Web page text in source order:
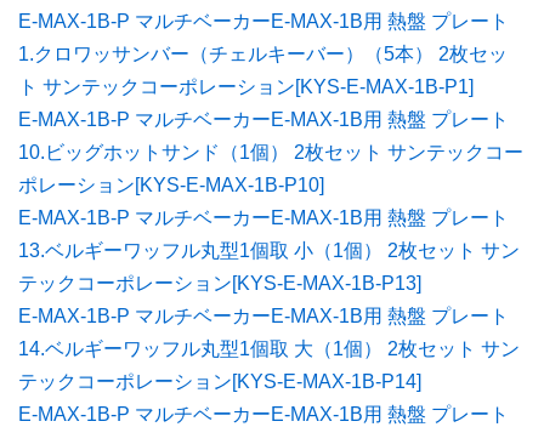
E-MAX-1B-P マルチベーカーE-MAX-1B用 熱盤 プレート
1.クロワッサンバー（チェルキーバー）（5本） 2枚セッ
ト サンテックコーポレーション[KYS-E-MAX-1B-P1]
E-MAX-1B-P マルチベーカーE-MAX-1B用 熱盤 プレート
10.ビッグホットサンド（1個） 2枚セット サンテックコー
ポレーション[KYS-E-MAX-1B-P10]
E-MAX-1B-P マルチベーカーE-MAX-1B用 熱盤 プレート
13.ベルギーワッフル丸型1個取 小（1個） 2枚セット サン
テックコーポレーション[KYS-E-MAX-1B-P13]
E-MAX-1B-P マルチベーカーE-MAX-1B用 熱盤 プレート
14.ベルギーワッフル丸型1個取 大（1個） 2枚セット サン
テックコーポレーション[KYS-E-MAX-1B-P14]
E-MAX-1B-P マルチベーカーE-MAX-1B用 熱盤 プレート